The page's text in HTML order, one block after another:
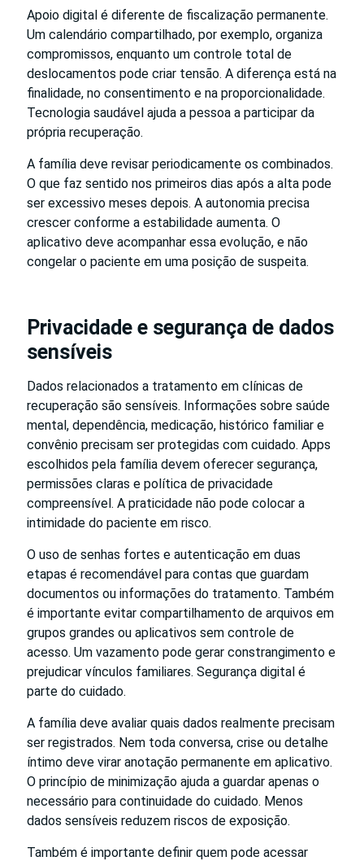
Apoio digital é diferente de fiscalização permanente.
Um calendário compartilhado, por exemplo, organiza
compromissos, enquanto um controle total de
deslocamentos pode criar tensão. A diferença está na
finalidade, no consentimento e na proporcionalidade.
Tecnologia saudável ajuda a pessoa a participar da
própria recuperação.
A família deve revisar periodicamente os combinados.
O que faz sentido nos primeiros dias após a alta pode
ser excessivo meses depois. A autonomia precisa
crescer conforme a estabilidade aumenta. O
aplicativo deve acompanhar essa evolução, e não
congelar o paciente em uma posição de suspeita.
Privacidade e segurança de dados
sensíveis
Dados relacionados a tratamento em clínicas de
recuperação são sensíveis. Informações sobre saúde
mental, dependência, medicação, histórico familiar e
convênio precisam ser protegidas com cuidado. Apps
escolhidos pela família devem oferecer segurança,
permissões claras e política de privacidade
compreensível. A praticidade não pode colocar a
intimidade do paciente em risco.
O uso de senhas fortes e autenticação em duas
etapas é recomendável para contas que guardam
documentos ou informações do tratamento. Também
é importante evitar compartilhamento de arquivos em
grupos grandes ou aplicativos sem controle de
acesso. Um vazamento pode gerar constrangimento e
prejudicar vínculos familiares. Segurança digital é
parte do cuidado.
A família deve avaliar quais dados realmente precisam
ser registrados. Nem toda conversa, crise ou detalhe
íntimo deve virar anotação permanente em aplicativo.
O princípio de minimização ajuda a guardar apenas o
necessário para continuidade do cuidado. Menos
dados sensíveis reduzem riscos de exposição.
Também é importante definir quem pode acessar